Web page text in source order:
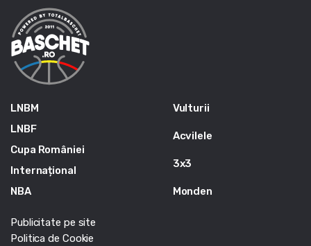
LNBM
LNBF
Cupa României
Internațional
NBA
Vulturii
Acvilele
3x3
Monden
Publicitate pe site
Politica de Cookie